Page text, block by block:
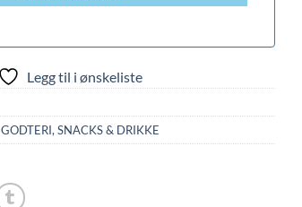
Legg til i ønskeliste
GODTERI, SNACKS & DRIKKE